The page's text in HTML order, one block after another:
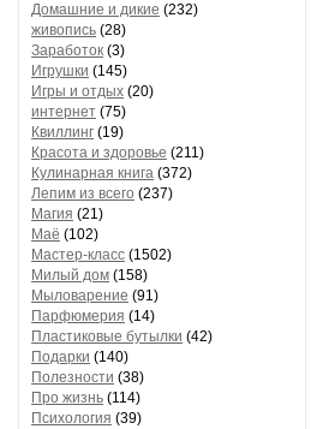
Домашние и дикие (232)
живопись (28)
Заработок (3)
Игрушки (145)
Игры и отдых (20)
интернет (75)
Квиллинг (19)
Красота и здоровье (211)
Кулинарная книга (372)
Лепим из всего (237)
Магия (21)
Маё (102)
Мастер-класс (1502)
Милый дом (158)
Мыловарение (91)
Парфюмерия (14)
Пластиковые бутылки (42)
Подарки (140)
Полезности (38)
Про жизнь (114)
Психология (39)